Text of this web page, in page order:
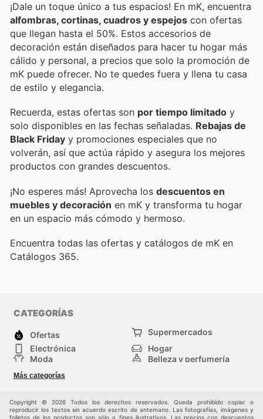
¡Dale un toque único a tus espacios! En mK, encuentra
alfombras, cortinas, cuadros y espejos con ofertas
que llegan hasta el 50%. Estos accesorios de
decoración están diseñados para hacer tu hogar más
cálido y personal, a precios que solo la promoción de
mK puede ofrecer. No te quedes fuera y llena tu casa
de estilo y elegancia.
Recuerda, estas ofertas son por tiempo limitado y
solo disponibles en las fechas señaladas. Rebajas de
Black Friday y promociones especiales que no
volverán, así que actúa rápido y asegura los mejores
productos con grandes descuentos.
¡No esperes más! Aprovecha los descuentos en
muebles y decoración en mK y transforma tu hogar
en un espacio más cómodo y hermoso.
Encuentra todas las ofertas y catálogos de mK en
Catálogos 365.
CATEGORÍAS
Ofertas
Supermercados
Electrónica
Hogar
Moda
Belleza y perfumería
Deporte
Más categorías
Copyright © 2026 Todos los derechos reservados. Queda prohibido copiar o
reproducir los textos sin acuerdo escrito de antemano. Las fotografías, imágenes y
folletos de los productos son sólo a fines ilustrativos. Las precios con descuentos